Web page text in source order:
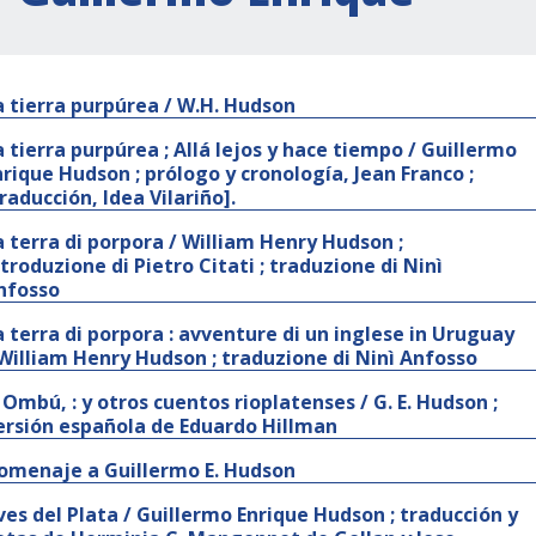
tierra purpúrea / W.H. Hudson
tierra purpúrea ; Allá lejos y hace tiempo / Guillermo
Hudson ; prólogo y cronología, Jean Franco ;
Idea Vilariño].
terra di porpora / William Henry Hudson ;
di Pietro Citati ; traduzione di Ninì
terra di porpora : avventure di un inglese in Uruguay
Henry Hudson ; traduzione di Ninì Anfosso
Ombú, : y otros cuentos rioplatenses / G. E. Hudson ;
española de Eduardo Hillman
a Guillermo E. Hudson
del Plata / Guillermo Enrique Hudson ; traducción y